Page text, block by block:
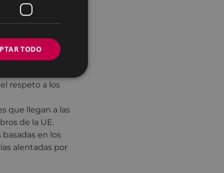
a la
dignidad y el
respeto a los
que llegan a las
de la UE.
en los
alentadas por
TODO